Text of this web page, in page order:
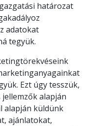
határozat
adatokat
tegyük.
Ezt úgy tesszük,
alapján
alapján küldünk
ajánlatokat,